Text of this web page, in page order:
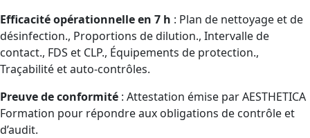
Efficacité opérationnelle en 7 h : Plan de nettoyage et de
désinfection., Proportions de dilution., Intervalle de
contact., FDS et CLP., Équipements de protection.,
Traçabilité et auto-contrôles.
Preuve de conformité : Attestation émise par AESTHETICA
Formation pour répondre aux obligations de contrôle et
d’audit.